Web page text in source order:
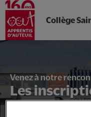
Aller
Collège
Venez à notre
Les
!